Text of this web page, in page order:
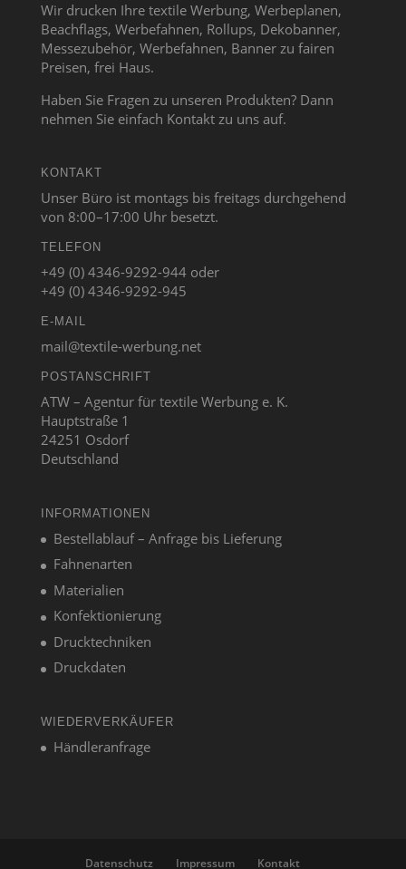
Wir drucken Ihre textile Werbung, Werbeplanen,
Beachflags, Werbefahnen, Rollups, Dekobanner,
Messezubehör, Werbefahnen, Banner zu fairen
Preisen, frei Haus.
Haben Sie Fragen zu unseren Produkten? Dann
nehmen Sie einfach Kontakt zu uns auf.
KONTAKT
Unser Büro ist montags bis freitags durchgehend
von 8:00–17:00 Uhr besetzt.
TELEFON
+49 (0) 4346-9292-944 oder
+49 (0) 4346-9292-945
E-MAIL
mail@textile-werbung.net
POSTANSCHRIFT
ATW – Agentur für textile Werbung e. K.
Hauptstraße 1
24251 Osdorf
Deutschland
INFORMATIONEN
Bestellablauf – Anfrage bis Lieferung
Fahnenarten
Materialien
Konfektionierung
Drucktechniken
Druckdaten
WIEDERVERKÄUFER
Händleranfrage
Datenschutz Impressum Kontakt